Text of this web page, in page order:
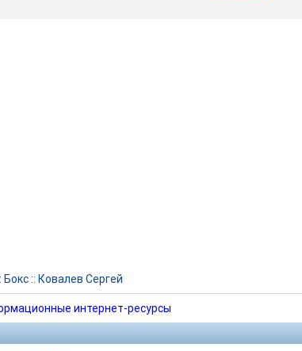
Бокс:: Ковалев Сергей
интернет-ресурсы